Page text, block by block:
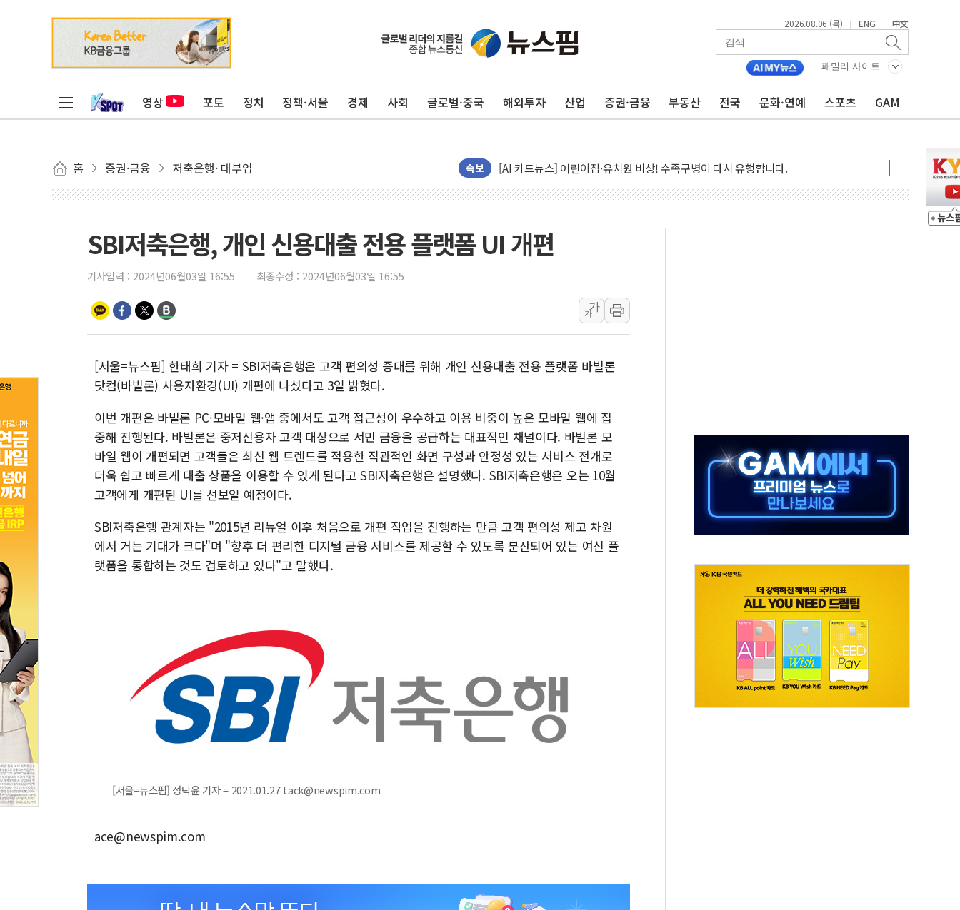
2026.08.06 (목) | ENG | 中文
패밀리 사이트
영상 포토 정치 정책·서울 경제 사회 글로벌·중국 해외투자 산업 증권·금융 부동산 전국 문화·연예 스포츠 GAM
홈 증권·금융 저축은행· 대부업 속보
서연컴퍼니, 시드 투자 유치…일본·동남아 사업 확대
피치 "韓 코스피 약세 장기화 시 주택수요 위축 우려"
엔씨, '게임스컴 2026'서 글로벌 신작 라인업 공개
롯데백화점, '홈스타일링 페어'…리빙 최대 50% 할인
운수업·기업활동 '원스톱'으로...데이터처, 기업 3만1000곳 경제통계조사
[르포] 폭염 속 '자폭 드론' 첫 실사격…미 해병대, 한반도 지형서 FPV 공격훈련 공개
중소기업 기술자료 중국 계열사에 넘긴 세라젬…공정위 과징금 4억3200만원
정부, 한화오션·에코프로비엠 등 '슈퍼을' 5곳 선정...소부장 핵심기업 추가 육성
쉐이크쉑, 남양주 현대아울렛에 '다산점' 열어
정부혁신 우수사례 세계에 알린다…식약처 AI 심사·소방청 119안심콜 영문 영상 제작
부모가 정부24에서 자녀 출입국증명서 발급…7일부터 온라인 대리 신청 가능
소방청, 전국 시·도 구급과장 회의…중증환자 이송체계 전국 확대 점검
윤상현, 사관학교 통합 비판…"국방개혁은 정치적 감정 따라 추진해선 안 돼"
펄어비스, 붉은사막 영상 콘테스트 '비욘드 디 어비스' 수상작 발표
SBI저축은행, 개인 신용대출 전용 플랫폼 UI 개편
기사입력 : 2024년06월03일 16:55 최종수정 : 2024년06월03일 16:55
가
가
[서울=뉴스핌] 한태희 기자 = SBI저축은행은 고객 편의성 증대를 위해 개인 신용대출 전용 플랫폼 바빌론
닷컴(바빌론) 사용자환경(UI) 개편에 나섰다고 3일 밝혔다.
이번 개편은 바빌론 PC·모바일 웹·앱 중에서도 고객 접근성이 우수하고 이용 비중이 높은 모바일 웹에 집
중해 진행된다. 바빌론은 중저신용자 고객 대상으로 서민 금융을 공급하는 대표적인 채널이다. 바빌론 모
바일 웹이 개편되면 고객들은 최신 웹 트렌드를 적용한 직관적인 화면 구성과 안정성 있는 서비스 전개로
더욱 쉽고 빠르게 대출 상품을 이용할 수 있게 된다고 SBI저축은행은 설명했다. SBI저축은행은 오는 10월
고객에게 개편된 UI를 선보일 예정이다.
SBI저축은행 관계자는 "2015년 리뉴얼 이후 처음으로 개편 작업을 진행하는 만큼 고객 편의성 제고 차원
에서 거는 기대가 크다"며 "향후 더 편리한 디지털 금융 서비스를 제공할 수 있도록 분산되어 있는 여신 플
랫폼을 통합하는 것도 검토하고 있다"고 말했다.
[서울=뉴스핌] 정탁윤 기자 = 2021.01.27 tack@newspim.com
ace@newspim.com